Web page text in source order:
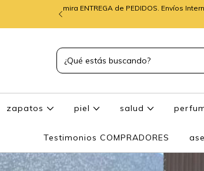
mira ENTREGA de PEDIDOS. Envíos
zapatos piel salud
Testimonios COMPRADORES